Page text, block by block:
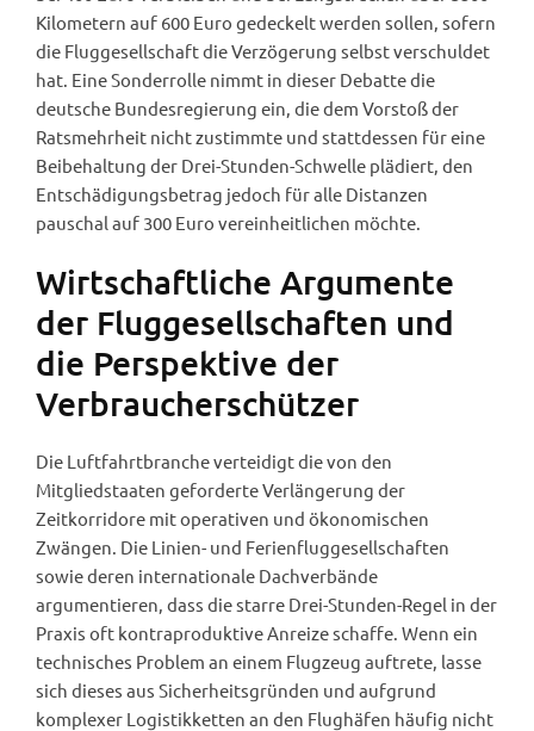
Kilometern auf 600 Euro gedeckelt werden sollen, sofern
die Fluggesellschaft die Verzögerung selbst verschuldet
hat. Eine Sonderrolle nimmt in dieser Debatte die
deutsche Bundesregierung ein, die dem Vorstoß der
Ratsmehrheit nicht zustimmte und stattdessen für eine
Beibehaltung der Drei-Stunden-Schwelle plädiert, den
Entschädigungsbetrag jedoch für alle Distanzen
pauschal auf 300 Euro vereinheitlichen möchte.
Wirtschaftliche Argumente
der Fluggesellschaften und
die Perspektive der
Verbraucherschützer
Die Luftfahrtbranche verteidigt die von den
Mitgliedstaaten geforderte Verlängerung der
Zeitkorridore mit operativen und ökonomischen
Zwängen. Die Linien- und Ferienfluggesellschaften
sowie deren internationale Dachverbände
argumentieren, dass die starre Drei-Stunden-Regel in der
Praxis oft kontraproduktive Anreize schaffe. Wenn ein
technisches Problem an einem Flugzeug auftrete, lasse
sich dieses aus Sicherheitsgründen und aufgrund
komplexer Logistikketten an den Flughäfen häufig nicht